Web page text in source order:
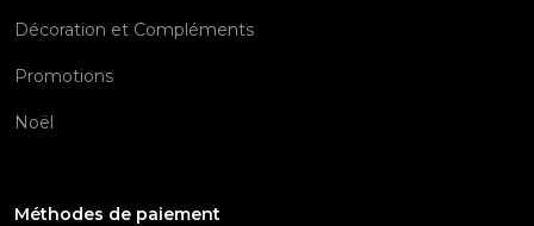
Décoration et Compléments
Promotions
Noël
Méthodes de paiement